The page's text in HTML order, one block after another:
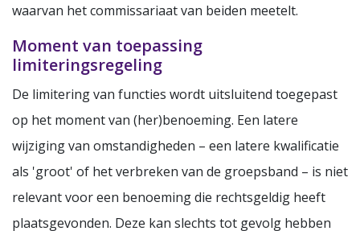
waarvan het commissariaat van beiden meetelt.
Moment van toepassing
limiteringsregeling
De limitering van functies wordt uitsluitend toegepast
op het moment van (her)benoeming. Een latere
wijziging van omstandigheden – een latere kwalificatie
als 'groot' of het verbreken van de groepsband – is niet
relevant voor een benoeming die rechtsgeldig heeft
plaatsgevonden. Deze kan slechts tot gevolg hebben